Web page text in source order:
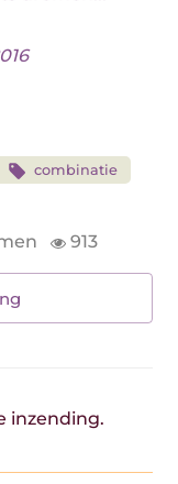
combinatie
913
inzending.